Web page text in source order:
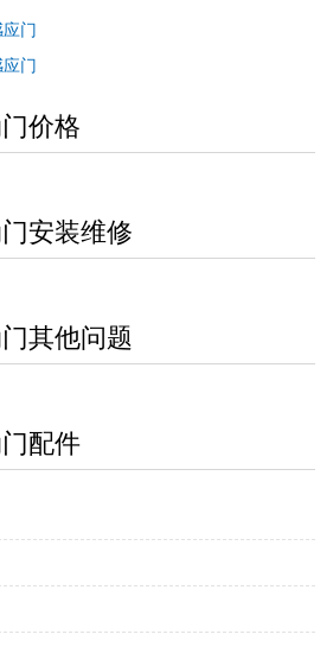
门
门
价格
安装维修
其他问题
配件